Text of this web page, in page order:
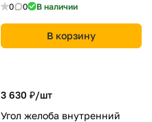
0 0 В наличии
В корзину
3 630 ₽/шт
Угол желоба внутренний